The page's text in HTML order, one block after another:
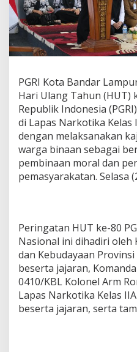
d
a
r
L
a
u
n
g
e
l
a
r
K
a
n
u
n
t
u
k
W
a
r
PGRI Kota Bandar
Hari Ulang Tahun (HUT)
Republik Indonesia
di Lapas Narkotika Kelas
dengan melaksanakan
warga binaan sebagai
pembinaan moral dan
pemasyarakatan. Selasa
Peringatan HUT ke-80
Nasional ini dihadiri oleh
dan Kebudayaan
beserta jajaran,
0410/KBL Kolonel Arm
Lapas Narkotika Kelas
beserta jajaran, serta